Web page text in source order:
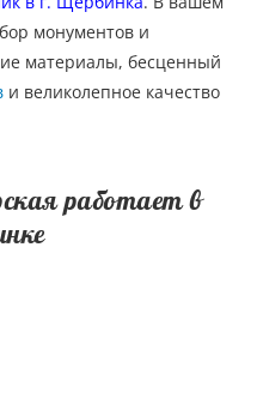
монументов и
материалы, бесценный
и великолепное качество
работает в